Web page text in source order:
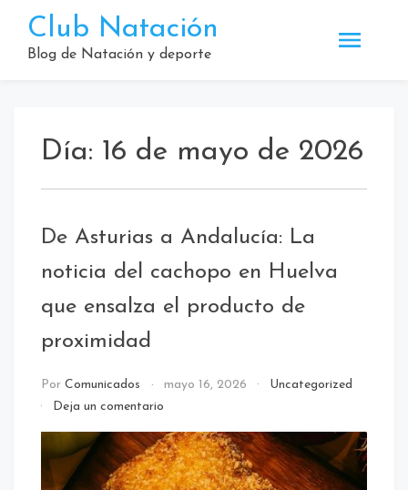
contenido
Club Natación
Blog de Natación y deporte
Día: 16 de mayo de 2026
De Asturias a Andalucía: La
noticia del cachopo en Huelva
que ensalza el producto de
proximidad
Por Comunicados mayo 16, 2026
Uncategorized
Deja un comentarioen
Asturias
a
Andalucía: